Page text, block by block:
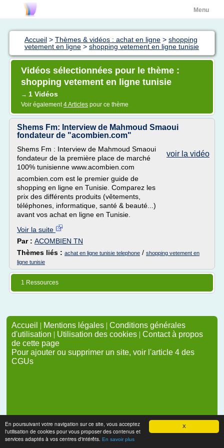
X
En poursuivant votre navigation sur ce site, vous acceptez
l'utilisation de cookies pour vous proposer des contenus et
services adaptés à vos centres d'intérêts. En savoir plus
Menu
Accueil > Thèmes & vidéos : achat en ligne > shopping
vetement en ligne > shopping vetement en ligne tunisie
Vidéos sélectionnées pour le thème :
shopping vetement en ligne tunisie
→ 1 Vidéos
Voir également4 Articles pour ce thème
Shems Fm: Interview de Mahmoud Smaoui
fondateur de "acombien.com"
voir la vidéo
Shems Fm : Interview de Mahmoud Smaoui
fondateur de la première place de marché
100% tunisienne www.acombien.com
acombien.com est le premier guide de
shopping en ligne en Tunisie. Comparez les
prix des différents produits (vêtements,
téléphones, informatique, santé & beauté...)
avant vos achat en ligne en Tunisie.
Voir la suite
Par : ACOMBIEN TN
Thèmes liés : achat en ligne tunisie telephone / shopping vetement en
ligne tunisie
1 Ressources
Accueil | Mentions légales | Conditions générales
d'utilisation | Utilisation des cookies | Contact à propos
de cette page
Pour ajouter ou supprimer un site, voir l'article 4 des
CGUs